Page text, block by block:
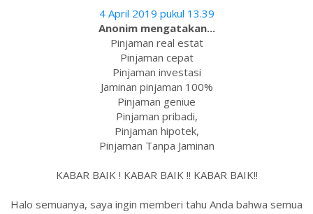
4 April 2019 pukul 13.39
Anonim mengatakan...
Pinjaman real estat
Pinjaman cepat
Pinjaman investasi
Jaminan pinjaman 100%
Pinjaman geniue
Pinjaman pribadi,
Pinjaman hipotek,
Pinjaman Tanpa Jaminan
KABAR BAIK ! KABAR BAIK !! KABAR BAIK!!
Halo semuanya, saya ingin memberi tahu Anda bahwa semua